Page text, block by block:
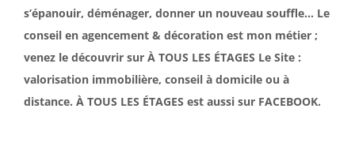
s’épanouir, déménager, donner un nouveau souffle… Le
conseil en agencement & décoration est mon métier ;
venez le découvrir sur À TOUS LES ÉTAGES Le Site :
valorisation immobilière, conseil à domicile ou à
distance. À TOUS LES ÉTAGES est aussi sur FACEBOOK.